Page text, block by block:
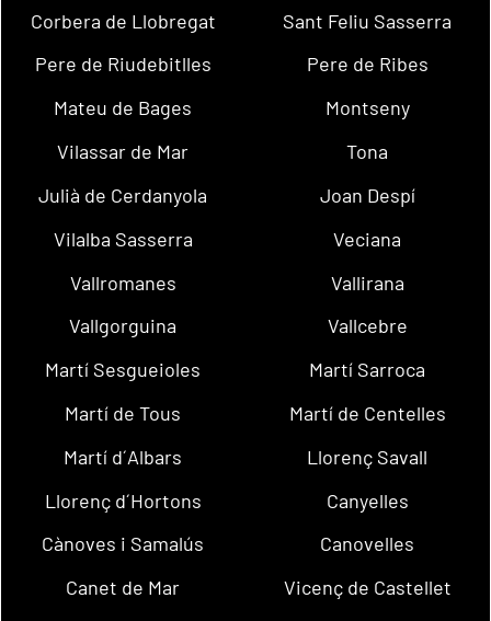
Corbera de Llobregat
Sant Feliu Sasserra
Pere de Riudebitlles
Pere de Ribes
Mateu de Bages
Montseny
Vilassar de Mar
Tona
Julià de Cerdanyola
Joan Despí
Vilalba Sasserra
Veciana
Vallromanes
Vallirana
Vallgorguina
Vallcebre
Martí Sesgueioles
Martí Sarroca
Martí de Tous
Martí de Centelles
Martí d´Albars
Llorenç Savall
Llorenç d´Hortons
Canyelles
Cànoves i Samalús
Canovelles
Canet de Mar
Vicenç de Castellet